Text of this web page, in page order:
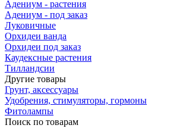
Адениум - растения
Адениум - под заказ
Луковичные
Орхидеи ванда
Орхидеи под заказ
Каудексные растения
Тилландсии
Другие товары
Грунт, аксессуары
Удобрения, стимуляторы, гормоны
Фитолампы
Поиск по товарам